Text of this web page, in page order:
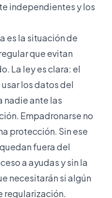
independientes y los
es la situación de
que evitan
La ley es clara: el
los datos del
nadie ante las
Empadronarse no
protección. Sin ese
fuera del
a ayudas y sin la
necesitarán si algún
regularización.